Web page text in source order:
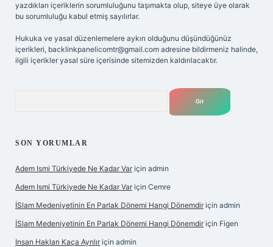
yazdıkları içeriklerin sorumluluğunu taşımakta olup, siteye üye olarak
bu sorumluluğu kabul etmiş sayılırlar.
Hukuka ve yasal düzenlemelere aykırı olduğunu düşündüğünüz
içerikleri, backlinkpanelicomtr@gmail.com adresine bildirmeniz halinde,
ilgili içerikler yasal süre içerisinde sitemizden kaldırılacaktır.
SON YORUMLAR
Adem Ismi Türkiyede Ne Kadar Var için admin
Adem Ismi Türkiyede Ne Kadar Var için Cemre
İSlam Medeniyetinin En Parlak Dönemi Hangi Dönemdir için admin
İSlam Medeniyetinin En Parlak Dönemi Hangi Dönemdir için Figen
Insan Hakları Kaça Ayrılır için admin